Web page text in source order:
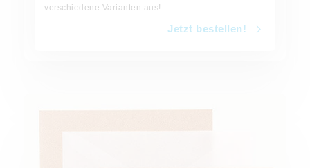
verschiedene Varianten aus!
Jetzt bestellen!